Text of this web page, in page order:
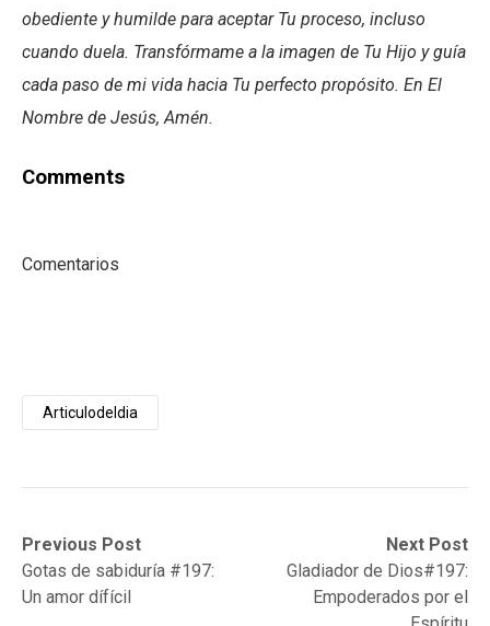
obediente y humilde para aceptar Tu proceso, incluso
cuando duela. Transfórmame a la imagen de Tu Hijo y guía
cada paso de mi vida hacia Tu perfecto propósito. En El
Nombre de Jesús, Amén.
Comments
Comentarios
Articulodeldia
Post
navigation
Previous Post
Previous
post:Gotas de sabiduría #197:
Un amor dífícil
Next Post
Next
post:
Gladiador de Dios#197:
Empoderados por el